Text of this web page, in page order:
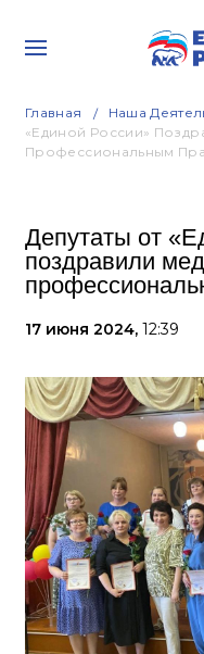
Главная Наша
«Единой России»
Профессиональным
Депутаты от
поздравили
17 июня 2024, 12:39